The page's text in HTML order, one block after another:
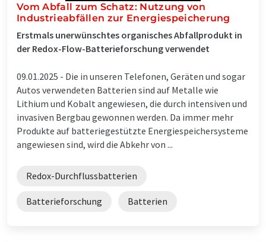
Vom Abfall zum Schatz: Nutzung von
Industrieabfällen zur Energiespeicherung
Erstmals unerwünschtes organisches Abfallprodukt in
der Redox-Flow-Batterieforschung verwendet
09.01.2025 - Die in unseren Telefonen, Geräten und sogar
Autos verwendeten Batterien sind auf Metalle wie
Lithium und Kobalt angewiesen, die durch intensiven und
invasiven Bergbau gewonnen werden. Da immer mehr
Produkte auf batteriegestützte Energiespeichersysteme
angewiesen sind, wird die Abkehr von ...
Redox-Durchflussbatterien
Batterieforschung Batterien